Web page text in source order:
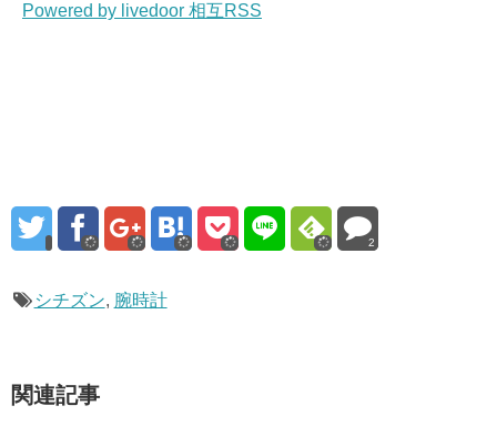
Powered by livedoor 相互RSS
2
シチズン, 腕時計
関連記事